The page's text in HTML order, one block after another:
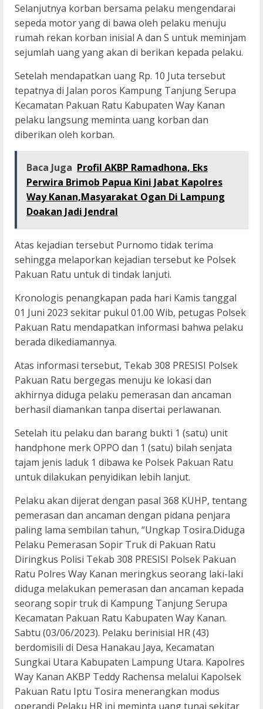
Selanjutnya korban bersama pelaku mengendarai
sepeda motor yang di bawa oleh pelaku menuju
rumah rekan korban inisial A dan S untuk meminjam
sejumlah uang yang akan di berikan kepada pelaku.
Setelah mendapatkan uang Rp. 10 Juta tersebut
tepatnya di Jalan poros Kampung Tanjung Serupa
Kecamatan Pakuan Ratu Kabupaten Way Kanan
pelaku langsung meminta uang korban dan
diberikan oleh korban.
Baca Juga Profil AKBP Ramadhona, Eks
Perwira Brimob Papua Kini Jabat Kapolres
Way Kanan,Masyarakat Ogan Di Lampung
Doakan Jadi Jendral
Atas kejadian tersebut Purnomo tidak terima
sehingga melaporkan kejadian tersebut ke Polsek
Pakuan Ratu untuk di tindak lanjuti.
Kronologis penangkapan pada hari Kamis tanggal
01 Juni 2023 sekitar pukul 01.00 Wib, petugas Polsek
Pakuan Ratu mendapatkan informasi bahwa pelaku
berada dikediamannya.
Atas informasi tersebut, Tekab 308 PRESISI Polsek
Pakuan Ratu bergegas menuju ke lokasi dan
akhirnya diduga pelaku pemerasan dan ancaman
berhasil diamankan tanpa disertai perlawanan.
Setelah itu pelaku dan barang bukti 1 (satu) unit
handphone merk OPPO dan 1 (satu) bilah senjata
tajam jenis laduk 1 dibawa ke Polsek Pakuan Ratu
untuk dilakukan penyidikan lebih lanjut.
Pelaku akan dijerat dengan pasal 368 KUHP, tentang
pemerasan dan ancaman dengan pidana penjara
paling lama sembilan tahun, “Ungkap Tosira.Diduga
Pelaku Pemerasan Sopir Truk di Pakuan Ratu
Diringkus Polisi Tekab 308 PRESISI Polsek Pakuan
Ratu Polres Way Kanan meringkus seorang laki-laki
diduga melakukan pemerasan dan ancaman kepada
seorang sopir truk di Kampung Tanjung Serupa
Kecamatan Pakuan Ratu Kabupaten Way Kanan.
Sabtu (03/06/2023). Pelaku berinisial HR (43)
berdomisili di Desa Hanakau Jaya, Kecamatan
Sungkai Utara Kabupaten Lampung Utara. Kapolres
Way Kanan AKBP Teddy Rachensa melalui Kapolsek
Pakuan Ratu Iptu Tosira menerangkan modus
operandi Pelaku HR ini meminta uang tunai sekitar